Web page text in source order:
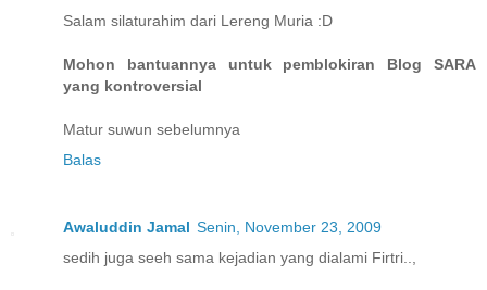
Salam silaturahim dari Lereng Muria :D
Mohon bantuannya untuk pemblokiran Blog SARA
yang kontroversial
Matur suwun sebelumnya
Balas
Awaluddin Jamal Senin, November 23, 2009
sedih juga seeh sama kejadian yang dialami Firtri..,